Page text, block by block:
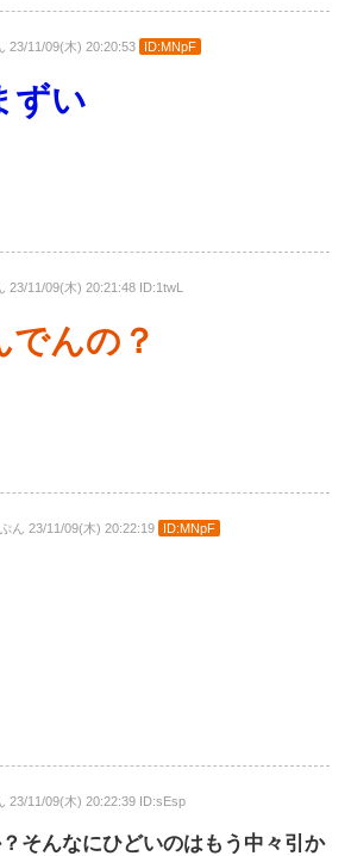
23/11/09(木) 20:20:53 ID:MNpF
ずい
23/11/09(木) 20:21:48 ID:1twL
でんの？
ん 23/11/09(木) 20:22:19 ID:MNpF
23/11/09(木) 20:22:39 ID:sEsp
そんなにひどいのはもう中々引か